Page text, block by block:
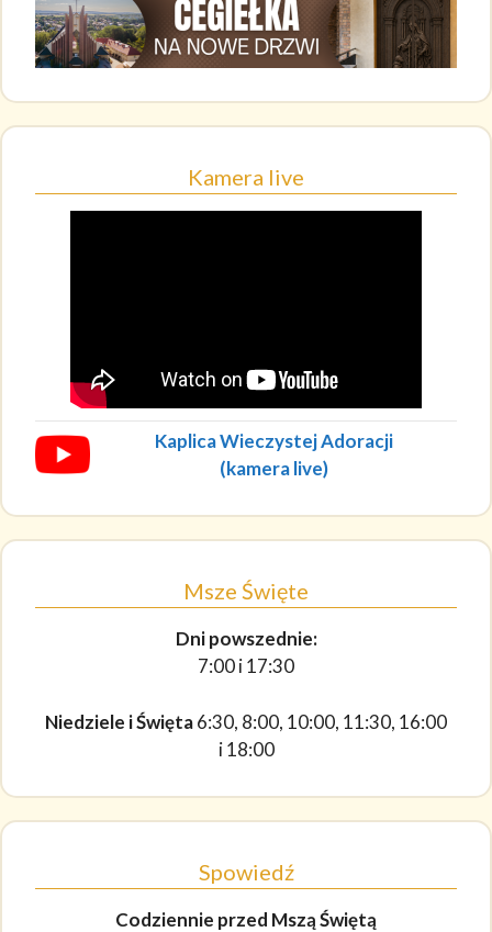
Kamera live
Kaplica Wieczystej Adoracji
(kamera live)
Msze Święte
Dni powszednie:
7:00 i 17:30
Niedziele i Święta6:30, 8:00, 10:00, 11:30, 16:00
i 18:00
Spowiedź
Codziennie przed Mszą Świętą